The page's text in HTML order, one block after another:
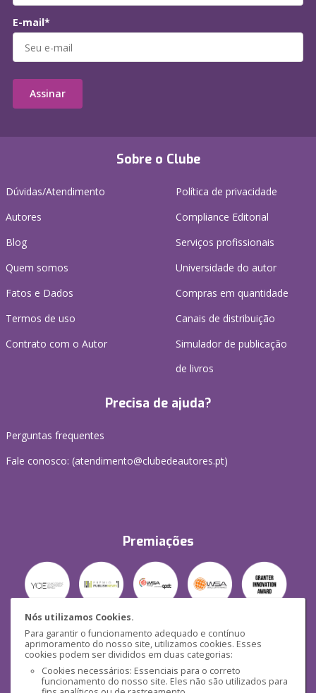
Nós utilizamos Cookies.
Para garantir o funcionamento adequado e contínuo
aprimoramento do nosso site, utilizamos cookies. Esses
cookies podem ser divididos em duas categorias:
Cookies necessários: Essenciais para o correto
funcionamento do nosso site. Eles não são utilizados para
Sobre o Clube
Dúvidas/Atendimento
Autores
Blog
Quem somos
Fatos e Dados
Termos de uso
Contrato com o Autor
Política de privacidade
Compliance Editorial
Serviços profissionais
Universidade do autor
Compras em quantidade
Canais de distribuição
Simulador de publicação
de livros
Precisa de ajuda?
Perguntas frequentes
Fale conosco: (atendimento@clubedeautores.pt)
Premiações
Segurança
E-mail*
Assinar